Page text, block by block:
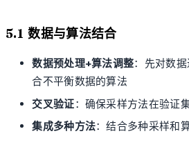
5.1 数据与算法结合
数据预处理+算法调整：先对数
合不平衡数据的算法
交叉验证：确保采样方法在验证
集成多种方法：结合多种采样和